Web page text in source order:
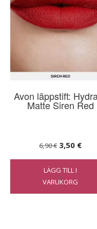
Avon läppstift:
Matte Siren Red
6,90€ Det
priset
var:
3,50 €Det
LÄGG TILL I
VARUKORG